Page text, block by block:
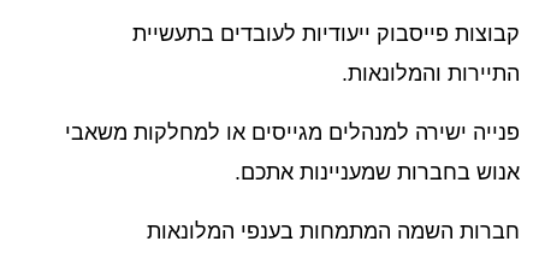
קבוצות פייסבוק ייעודיות לעובדים בתעשיית
התיירות והמלונאות.
פנייה ישירה למנהלים מגייסים או למחלקות משאבי
אנוש בחברות שמעניינות אתכם.
חברות השמה המתמחות בענפי המלונאות